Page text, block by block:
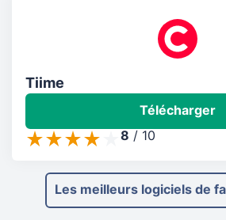
Tiime
Télécharger
8 / 10
Les meilleurs logiciels de